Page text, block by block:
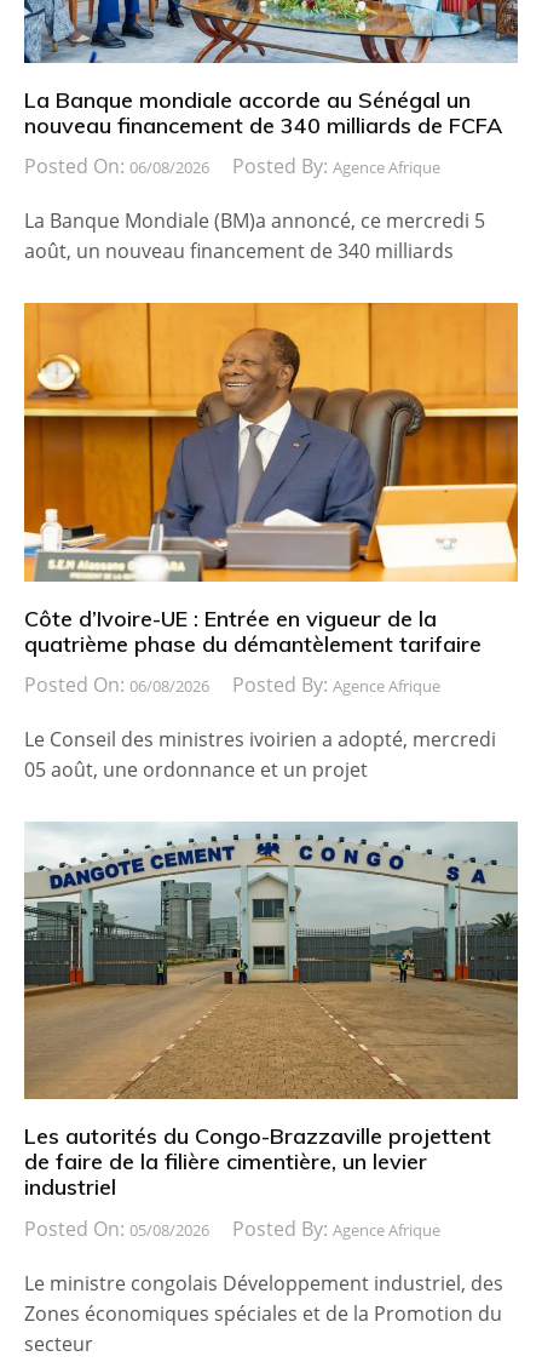
La Banque mondiale accorde au Sénégal un
nouveau financement de 340 milliards de FCFA
Posted On: 06/08/2026 Posted By: Agence Afrique
La Banque Mondiale (BM)a annoncé, ce mercredi 5
août, un nouveau financement de 340 milliards
Côte d’Ivoire-UE : Entrée en vigueur de la
quatrième phase du démantèlement tarifaire
Posted On: 06/08/2026 Posted By: Agence Afrique
Le Conseil des ministres ivoirien a adopté, mercredi
05 août, une ordonnance et un projet
Les autorités du Congo-Brazzaville projettent
de faire de la filière cimentière, un levier
industriel
Posted On: 05/08/2026 Posted By: Agence Afrique
Le ministre congolais Développement industriel, des
Zones économiques spéciales et de la Promotion du
secteur